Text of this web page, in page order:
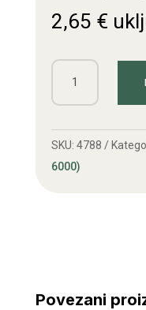
2,65 €
Dizna
IMT
504,506
kraća
SKU: 4788
6000)
Povezani